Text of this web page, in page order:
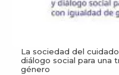
La sociedad del
diálogo social para una
género